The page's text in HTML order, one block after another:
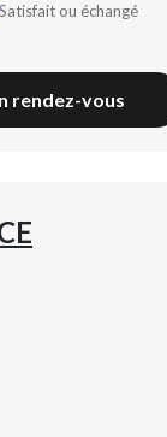
Satisfait ou échangé
rendez-vous